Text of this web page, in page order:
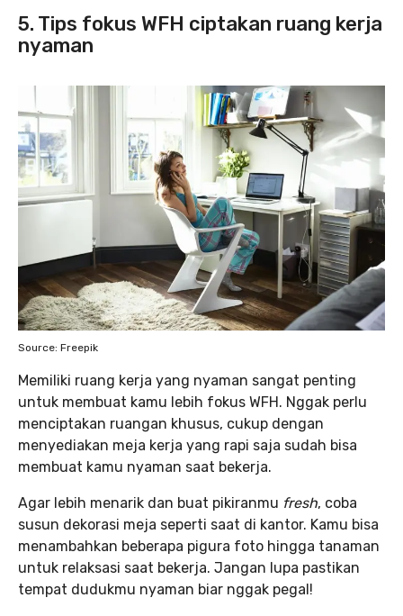
5. Tips fokus WFH ciptakan ruang kerja
nyaman
Source: Freepik
Memiliki ruang kerja yang nyaman sangat penting
untuk membuat kamu lebih fokus WFH. Nggak perlu
menciptakan ruangan khusus, cukup dengan
menyediakan meja kerja yang rapi saja sudah bisa
membuat kamu nyaman saat bekerja.
Agar lebih menarik dan buat pikiranmu fresh, coba
susun dekorasi meja seperti saat di kantor. Kamu bisa
menambahkan beberapa pigura foto hingga tanaman
untuk relaksasi saat bekerja. Jangan lupa pastikan
tempat dudukmu nyaman biar nggak pegal!